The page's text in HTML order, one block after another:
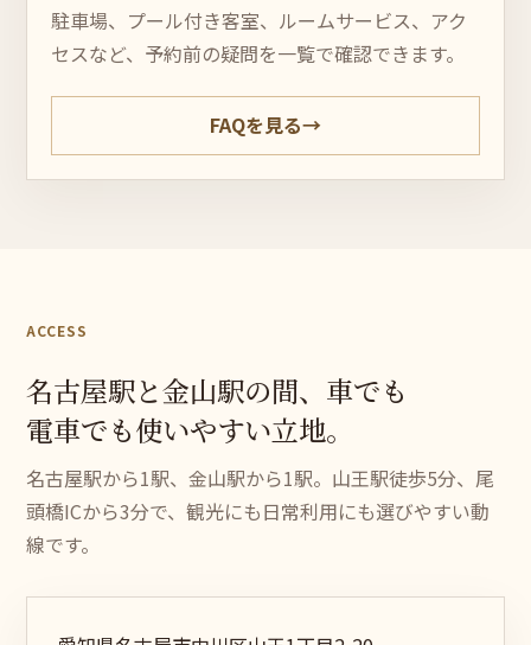
駐車場、プール付き客室、ルームサービス、アク
セスなど、予約前の疑問を一覧で確認できます。
FAQを見る→
ACCESS
名古屋駅と金山駅の間、 車でも
電車でも使いやすい立地。
名古屋駅から1駅、金山駅から1駅。山王駅徒歩5分、尾
頭橋ICから3分で、観光にも日常利用にも選びやすい動
線です。